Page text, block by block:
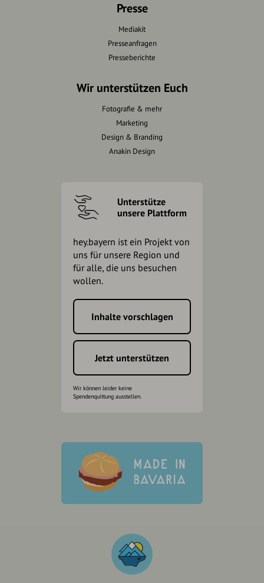
Presse
Mediakit
Presseanfragen
Presseberichte
Wir unterstützen Euch
Fotografie & mehr
Marketing
Design & Branding
Anakin Design
Unterstütze
unsere Plattform
hey.bayern ist ein Projekt von
uns für unsere Region und
für alle, die uns besuchen
wollen.
Inhalte vorschlagen
Jetzt unterstützen
Wir können leider keine
Spendenquittung ausstellen.